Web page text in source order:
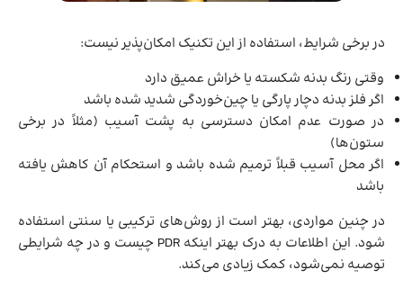
در برخی شرایط، استفاده از این تکنیک امکان‌پذیر نیست:
وقتی رنگ بدنه شکسته یا خراش عمیق دارد
اگر فلز بدنه دچار پارگی یا چین‌خوردگی شدید شده باشد
در صورت عدم امکان دسترسی به پشت آسیب (مثلاً در برخی
ستون‌ها)
اگر محل آسیب قبلاً ترمیم شده باشد و استحکام آن کاهش یافته
باشد
در چنین مواردی، بهتر است از روش‌های ترکیبی یا سنتی استفاده
شود. این اطلاعات به درک بهتر اینکه PDR چیست و در چه شرایطی
توصیه نمی‌شود، کمک زیادی می‌کند.